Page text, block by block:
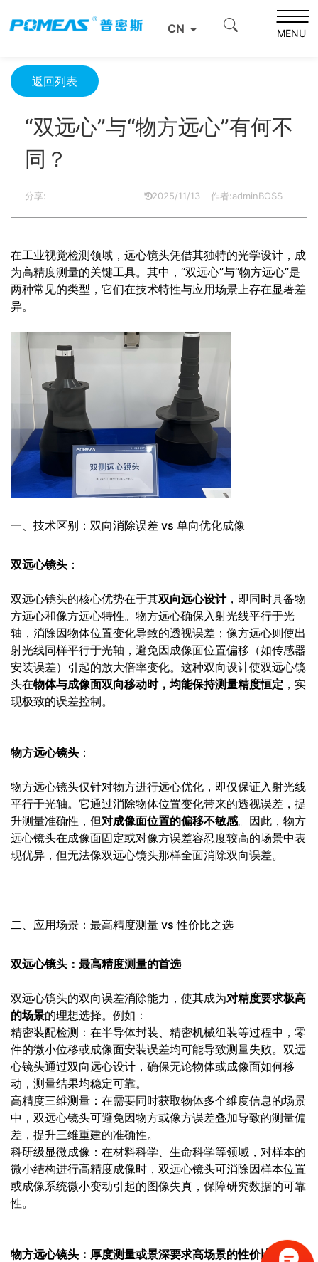
CN MENU
“双远心”与“物方远心”有何不同？
返回列表
“双远心”与“物方远心”有何不
同？
分享: 2025/11/13 作者:adminBOSS
在工业视觉检测领域，远心镜头凭借其独特的光学设计，成
为高精度测量的关键工具。其中，“双远心”与“物方远心”是
两种常见的类型，它们在技术特性与应用场景上存在显著差
异。
一、技术区别：双向消除误差 vs 单向优化成像
双远心镜头 ：
双远心镜头的核心优势在于其双向远心设计，即同时具备物
方远心和像方远心特性。物方远心确保入射光线平行于光
轴，消除因物体位置变化导致的透视误差；像方远心则使出
射光线同样平行于光轴，避免因成像面位置偏移（如传感器
安装误差）引起的放大倍率变化。这种双向设计使双远心镜
头在物体与成像面双向移动时，均能保持测量精度恒定 ，实
现极致的误差控制。
物方远心镜头 ：
物方远心镜头仅针对物方进行远心优化，即仅保证入射光线
平行于光轴。它通过消除物体位置变化带来的透视误差，提
升测量准确性，但对成像面位置的偏移不敏感。因此，物方
远心镜头在成像面固定或对像方误差容忍度较高的场景中表
现优异，但无法像双远心镜头那样全面消除双向误差。
二、应用场景：最高精度测量 vs 性价比之选
双远心镜头：最高精度测量的首选
双远心镜头的双向误差消除能力，使其成为对精度要求极高
的场景的理想选择。例如：
精密装配检测：在半导体封装、精密机械组装等过程中，零
件的微小位移或成像面安装误差均可能导致测量失败。双远
心镜头通过双向远心设计，确保无论物体或成像面如何移
动，测量结果均稳定可靠。
高精度三维测量：在需要同时获取物体多个维度信息的场景
中，双远心镜头可避免因物方或像方误差叠加导致的测量偏
差，提升三维重建的准确性。
科研级显微成像：在材料科学、生命科学等领域，对样本的
微小结构进行高精度成像时，双远心镜头可消除因样本位置
或成像系统微小变动引起的图像失真，保障研究数据的可靠
性。
物方远心镜头：厚度测量或景深要求高场景的性价比之选